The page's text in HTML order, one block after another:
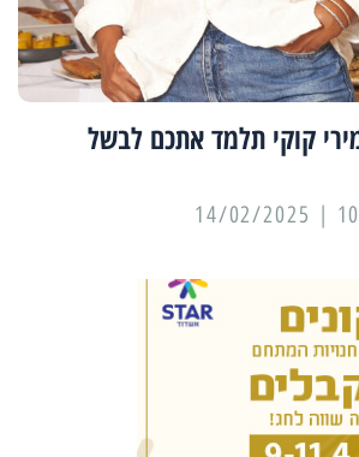
קוקי תלמד אתכם לבשל
10:56